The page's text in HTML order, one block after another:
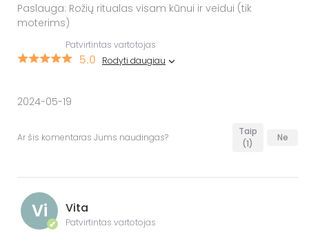
Paslauga: Rožių ritualas visam kūnui ir veidui (tik
moterims)
Patvirtintas vartotojas
5.0 Rodyti daugiau
2024-05-19
Ar šis komentaras Jums naudingas?
Taip
(1)
Ne
Vi
✔
Vita
Patvirtintas vartotojas